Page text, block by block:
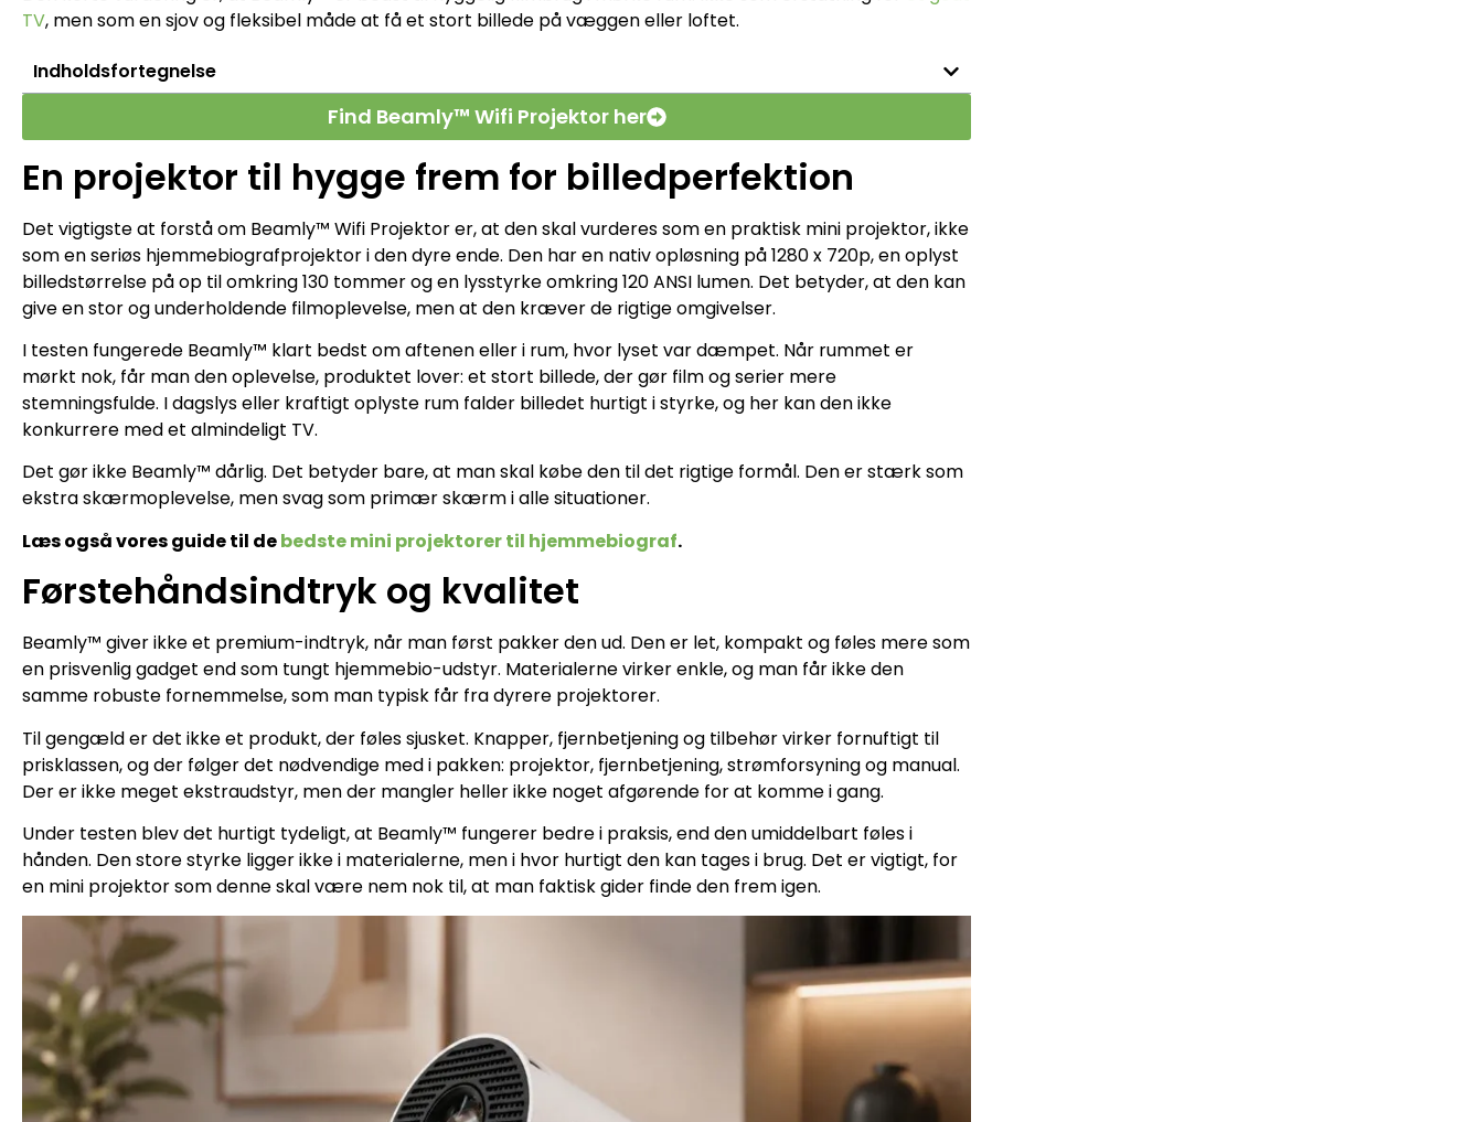
TV, men som en sjov og fleksibel måde at få et stort billede på væggen eller loftet.
Indholdsfortegnelse
Find Beamly™ Wifi Projektor her
En projektor til hygge frem for billedperfektion
Det vigtigste at forstå om Beamly™ Wifi Projektor er, at den skal vurderes som en praktisk mini projektor, ikke
som en seriøs hjemmebiografprojektor i den dyre ende. Den har en nativ opløsning på 1280 x 720p, en oplyst
billedstørrelse på op til omkring 130 tommer og en lysstyrke omkring 120 ANSI lumen. Det betyder, at den kan
give en stor og underholdende filmoplevelse, men at den kræver de rigtige omgivelser.
I testen fungerede Beamly™ klart bedst om aftenen eller i rum, hvor lyset var dæmpet. Når rummet er
mørkt nok, får man den oplevelse, produktet lover: et stort billede, der gør film og serier mere
stemningsfulde. I dagslys eller kraftigt oplyste rum falder billedet hurtigt i styrke, og her kan den ikke
konkurrere med et almindeligt TV.
Det gør ikke Beamly™ dårlig. Det betyder bare, at man skal købe den til det rigtige formål. Den er stærk som
ekstra skærmoplevelse, men svag som primær skærm i alle situationer.
Læs også vores guide til debedste mini projektorer til hjemmebiograf.
Førstehåndsindtryk og kvalitet
Beamly™ giver ikke et premium-indtryk, når man først pakker den ud. Den er let, kompakt og føles mere som
en prisvenlig gadget end som tungt hjemmebio-udstyr. Materialerne virker enkle, og man får ikke den
samme robuste fornemmelse, som man typisk får fra dyrere projektorer.
Til gengæld er det ikke et produkt, der føles sjusket. Knapper, fjernbetjening og tilbehør virker fornuftigt til
prisklassen, og der følger det nødvendige med i pakken: projektor, fjernbetjening, strømforsyning og manual.
Der er ikke meget ekstraudstyr, men der mangler heller ikke noget afgørende for at komme i gang.
Under testen blev det hurtigt tydeligt, at Beamly™ fungerer bedre i praksis, end den umiddelbart føles i
hånden. Den store styrke ligger ikke i materialerne, men i hvor hurtigt den kan tages i brug. Det er vigtigt, for
en mini projektor som denne skal være nem nok til, at man faktisk gider finde den frem igen.